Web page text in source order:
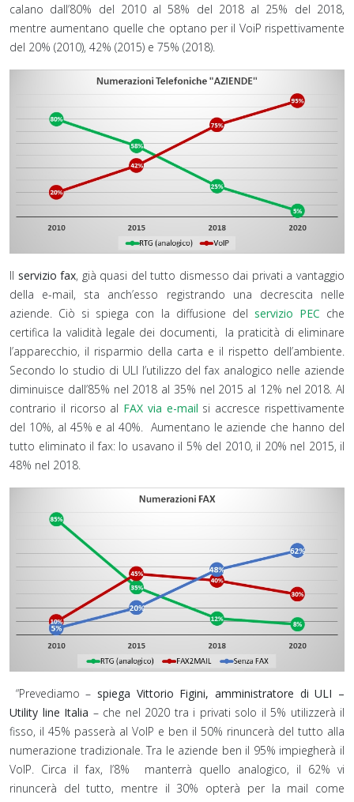
calano dall’80% del 2010 al 58% del 2018 al 25% del 2018,
mentre aumentano quelle che optano per il VoiP rispettivamente
del 20% (2010), 42% (2015) e 75% (2018).
Il servizio fax, già quasi del tutto dismesso dai privati a vantaggio
della e-mail, sta anch’esso registrando una decrescita nelle
aziende. Ciò si spiega con la diffusione del servizio PEC che
certifica la validità legale dei documenti, la praticità di eliminare
l’apparecchio, il risparmio della carta e il rispetto dell’ambiente.
Secondo lo studio di ULI l’utilizzo del fax analogico nelle aziende
diminuisce dall’85% nel 2018 al 35% nel 2015 al 12% nel 2018. Al
contrario il ricorso al FAX via e-mail si accresce rispettivamente
del 10%, al 45% e al 40%. Aumentano le aziende che hanno del
tutto eliminato il fax: lo usavano il 5% del 2010, il 20% nel 2015, il
48% nel 2018.
“Prevediamo – spiega Vittorio Figini, amministratore di ULI –
Utility line Italia – che nel 2020 tra i privati solo il 5% utilizzerà il
fisso, il 45% passerà al VoIP e ben il 50% rinuncerà del tutto alla
numerazione tradizionale. Tra le aziende ben il 95% impiegherà il
VoIP. Circa il fax, l’8% manterrà quello analogico, il 62% vi
rinuncerà del tutto, mentre il 30% opterà per la mail come